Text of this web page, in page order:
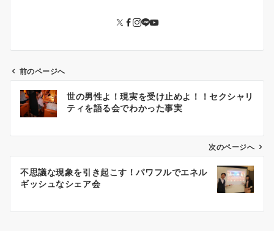
ビ
ン
前のページへ
世の男性よ！現実を受け止めよ！！セクシャリ
ティを語る会でわかった事実
次のページへ
不思議な現象を引き起こす！パワフルでエネル
ギッシュなシェア会